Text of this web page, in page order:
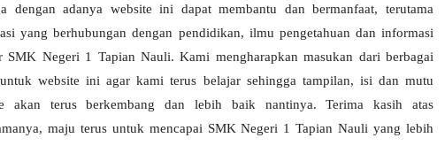
dengan adanya website ini dapat membantu dan bermanfaat, terutama
yang berhubungan dengan pendidikan, ilmu pengetahuan dan informasi
SMK Negeri 1 Tapian Nauli. Kami mengharapkan masukan dari berbagai
website ini agar kami terus belajar sehingga tampilan, isi dan mutu
akan terus berkembang dan lebih baik nantinya. Terima kasih atas
maju terus untuk mencapai SMK Negeri 1 Tapian Nauliyang lebih